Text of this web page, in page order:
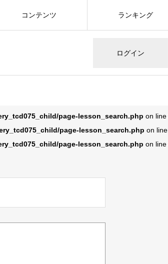
ログイン
コンテンツ ランキング
page-lesson_search.php on line
page-lesson_search.php on line
page-lesson_search.php on line